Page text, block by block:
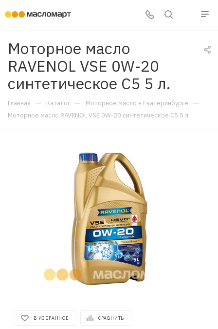
Моторное масло
RAVENOL VSE 0W-20
синтетическое C5 5 л.
Главная — Каталог — Моторное масло в Екатеринбурге —
Моторное масло RAVENOL VSE 0W-20 синтетическое C5 5 л.
В ИЗБРАННОЕ СРАВНИТЬ